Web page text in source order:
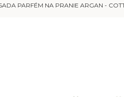
PARFÉM NA PRANIE ARGAN -